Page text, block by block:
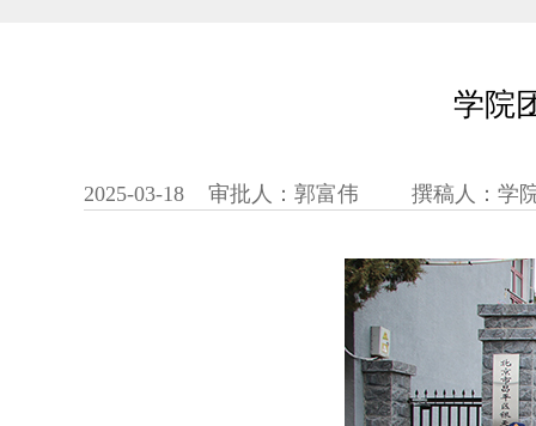
学院
2025-03-18 审批人：郭富伟 撰稿人：学